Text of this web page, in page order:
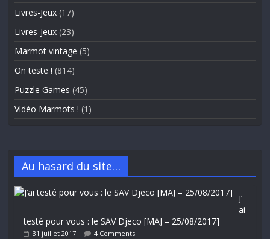
Livres-Jeux (17)
Livres-Jeux (23)
Marmot vintage (5)
On teste ! (814)
Puzzle Games (45)
Vidéo Marmots ! (1)
Au hasard du site…
J’
ai
testé pour vous : le SAV Djeco [MAJ – 25/08/2017]
31 juillet 2017 4 Comments